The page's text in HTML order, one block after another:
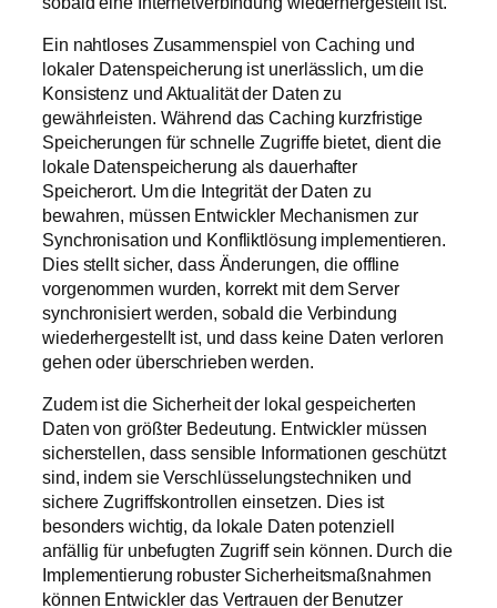
Ein nahtloses Zusammenspiel von Caching und
lokaler Datenspeicherung ist unerlässlich, um die
Konsistenz und Aktualität der Daten zu
gewährleisten. Während das Caching kurzfristige
Speicherungen für schnelle Zugriffe bietet, dient die
lokale Datenspeicherung als dauerhafter
Speicherort. Um die Integrität der Daten zu
bewahren, müssen Entwickler Mechanismen zur
Synchronisation und Konfliktlösung implementieren.
Dies stellt sicher, dass Änderungen, die offline
vorgenommen wurden, korrekt mit dem Server
synchronisiert werden, sobald die Verbindung
wiederhergestellt ist, und dass keine Daten verloren
gehen oder überschrieben werden.
Zudem ist die Sicherheit der lokal gespeicherten
Daten von größter Bedeutung. Entwickler müssen
sicherstellen, dass sensible Informationen geschützt
sind, indem sie Verschlüsselungstechniken und
sichere Zugriffskontrollen einsetzen. Dies ist
besonders wichtig, da lokale Daten potenziell
anfällig für unbefugten Zugriff sein können. Durch die
Implementierung robuster Sicherheitsmaßnahmen
können Entwickler das Vertrauen der Benutzer